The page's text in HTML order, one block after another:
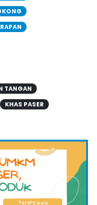
TANGAN
KHAS PASER